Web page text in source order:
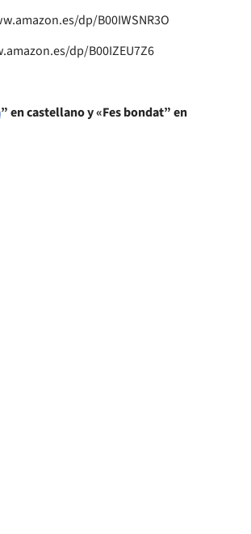
dp/B00IWSNR3O
dp/B00IZEU7Z6
” en castellano y «Fes bondat” en